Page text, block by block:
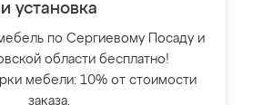
и установка
по Сергиевому Посаду и
области бесплатно!
мебели: 10% от стоимости
заказа.